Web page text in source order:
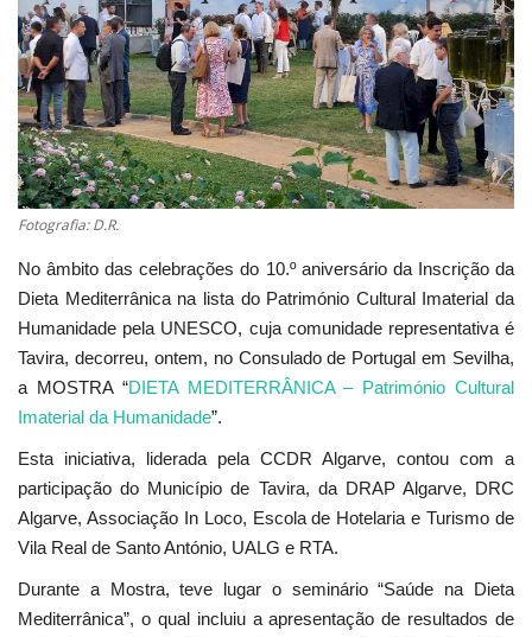
Estatuto Editorial
Saúde
Ficha técnica
Cultura
Ambiente
Fotografia: D.R.
No âmbito das celebrações do 10.º aniversário da Inscrição da
Dieta Mediterrânica na lista do Património Cultural Imaterial da
Humanidade pela UNESCO, cuja comunidade representativa é
Tavira, decorreu, ontem, no Consulado de Portugal em Sevilha,
a MOSTRA “DIETA MEDITERRÂNICA – Património Cultural
Imaterial da Humanidade”.
Esta iniciativa, liderada pela CCDR Algarve, contou com a
participação do Município de Tavira, da DRAP Algarve, DRC
Algarve, Associação In Loco, Escola de Hotelaria e Turismo de
Vila Real de Santo António, UALG e RTA.
Durante a Mostra, teve lugar o seminário “Saúde na Dieta
Mediterrânica”, o qual incluiu a apresentação de resultados de